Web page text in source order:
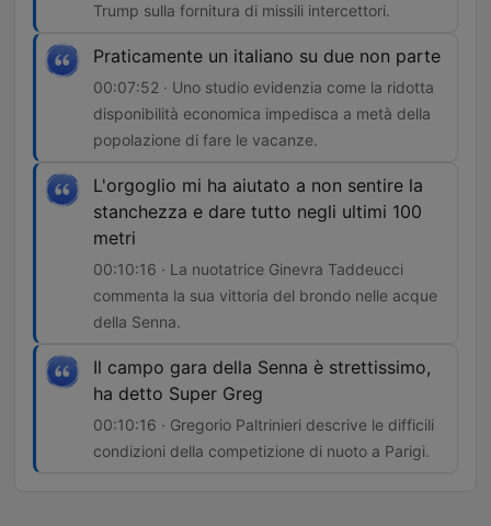
Trump sulla fornitura di missili intercettori.
Praticamente un italiano su due non parte
00:07:52 · Uno studio evidenzia come la ridotta
disponibilità economica impedisca a metà della
popolazione di fare le vacanze.
L'orgoglio mi ha aiutato a non sentire la
stanchezza e dare tutto negli ultimi 100
metri
00:10:16 · La nuotatrice Ginevra Taddeucci
commenta la sua vittoria del brondo nelle acque
della Senna.
Il campo gara della Senna è strettissimo,
ha detto Super Greg
00:10:16 · Gregorio Paltrinieri descrive le difficili
condizioni della competizione di nuoto a Parigi.